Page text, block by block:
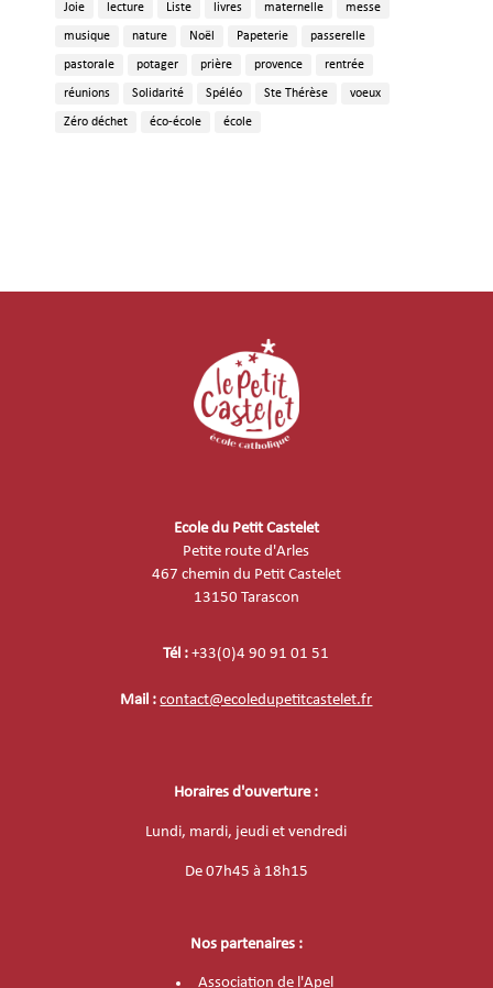
Joie lecture Liste livres maternelle messe
musique nature Noël Papeterie passerelle
pastorale potager prière provence rentrée
réunions Solidarité Spéléo Ste Thérèse voeux
Zéro déchet éco-école école
Ecole du Petit Castelet
Petite route d'Arles
467 chemin du Petit Castelet
13150 Tarascon
Tél : +33(0)4 90 91 01 51
Mail :contact@ecoledupetitcastelet.fr
Horaires d'ouverture :
Lundi, mardi, jeudi et vendredi
De07h45 à 18h15
Nos partenaires :
Association de l'Apel